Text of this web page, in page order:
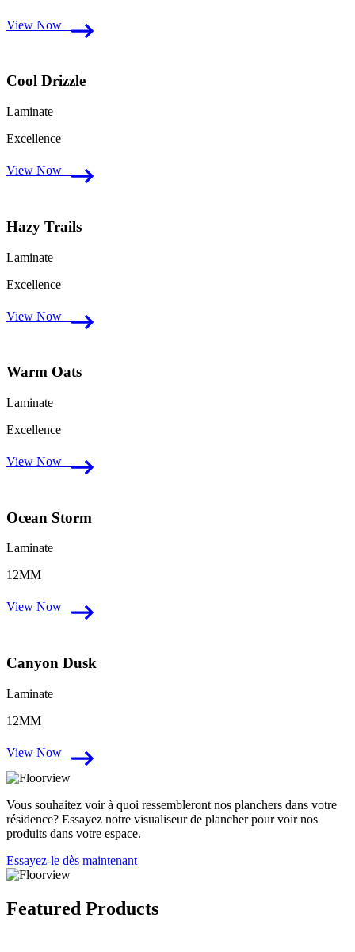
View Now
Cool Drizzle
Laminate
Excellence
View Now
Hazy Trails
Laminate
Excellence
View Now
Warm Oats
Laminate
Excellence
View Now
Ocean Storm
Laminate
12MM
View Now
Canyon Dusk
Laminate
12MM
View Now
Vous souhaitez voir à quoi ressembleront nos planchers dans votre
résidence? Essayez notre visualiseur de plancher pour voir nos
produits dans votre espace.
Essayez-le dès maintenant
Featured Products